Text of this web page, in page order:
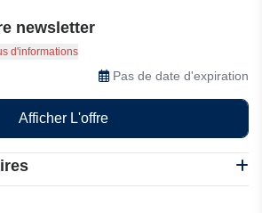
newsletter
vous pour profiter d'offres
Plus d'informations
Pas de date d'expiration
Afficher L'offre